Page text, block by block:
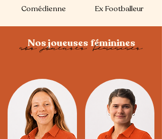
Comédienne Ex Footballeur
Nos joueuses féminines
nos joueuses feminines